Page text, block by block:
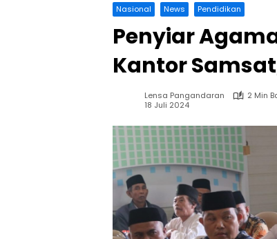
Nasional News Pendidikan
Penyiar
Kantor
Lensa Pangandaran
2 Min
18 Juli 2024